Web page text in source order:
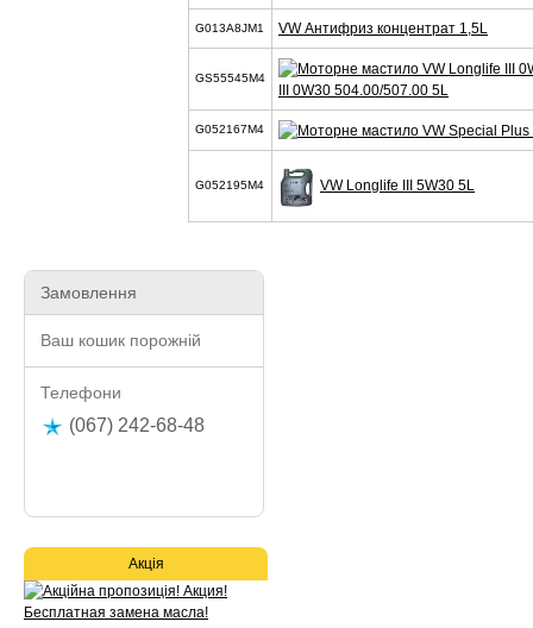
G013A8JM1 VW Антифриз концентрат 1,5L
GS55545M4
III 0W30 504.00/507.00 5L
G052167M4
G052195M4 VW Longlife III 5W30 5L
Замовлення
Ваш кошик порожній
Телефони
(067) 242-68-48
Акція